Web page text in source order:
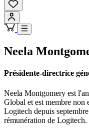
Neela
Présidente-directrice
Neela Montgomery est
Global et est membre non
Logitech depuis
rémunération de Logitech.